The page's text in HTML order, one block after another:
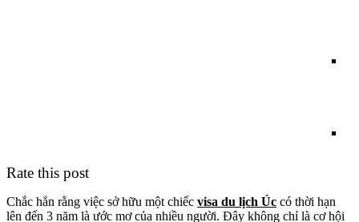
Rate this post
Chắc hẳn rằng việc sở hữu một chiếc visa du lịch Úc có thời hạn
lên đến 3 năm là ước mơ của nhiều người. Đây không chỉ là cơ hội